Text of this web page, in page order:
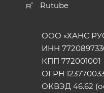
Rutube
ООО «ХАНС
ИНН
КПП 772001001
ОГРН
ОКВЭД 46.62